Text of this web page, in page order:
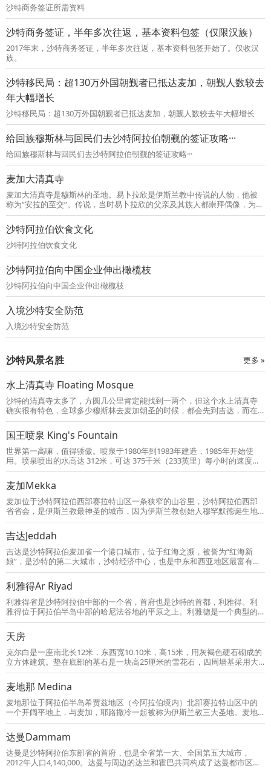
沙特商务签证所需资料
沙特商务签证，半年多次往返，基本资料包签（仅限汉族）
2017年末，沙特商务签证，半年多次往返，基本资料包签开始了。仅收汉
族。
沙特移民局：超130万外国朝觐者已抵达麦加，朝觐人数较去
年大幅增长
沙特移民局：超130万外国朝觐者已抵达麦加，朝觐人数较去年大幅增长
给回族穆斯林与回民们去沙特阿拉伯朝觐的签证攻略···
给回族穆斯林与回民们去沙特阿拉伯朝觐的签证攻略···
麦加大清真寺
麦加大清真寺是穆斯林的圣地。易卜拉欣是伊斯兰教中传说的人物，他被
称为“安拉的至交”。传说，当时易卜拉欣的父亲及其族人都崇拜偶像，为了
让他们转而信仰真主安拉，易卜拉欣请求真主显示使尸骨腐烂之物复活的
神昭。真主让易卜拉欣捉来4只鸟，将他们一一肢解，然后分别放到4座山
峰上去。真主要易卜拉欣大声呼唤，他大喊了几声，飞鸟的各部分便自动
聚集起来恢复原形，鸟儿又在蓝天上展翅翱翔了。人们见了这一幕心里虽
沙特阿拉伯饮食文化
沙特阿拉伯饮食文化
沙特阿拉伯向中国企业伸出橄榄枝
沙特阿拉伯向中国企业伸出橄榄枝
入境沙特安全防范
入境沙特安全防范
沙特风景名胜 更多 »
水上清真寺 Floating Mosque
沙特的清真寺太多了，方圆几公里肯定能找到一两个，但这个水上清真寺
确实很有特色，全球多少穆斯林去麦加朝圣的时候，都会先到吉达，而在
吉达观光的话，朝圣大巴大多数都会推荐来这里参观一下。清真寺旁边修
建的海滨大道，有不少凉亭，附近有不少海鸥和鸽子，与当地人相处得很
和谐。
国王喷泉 King's Fountain
世界第一高嘛，值得骄傲。喷泉于1980年到1983年建造，1985年开始使
用。喷泉喷出的水高达 312米，可达 375千米（233英里）每小时的速度。
喷泉使用的是红海中的咸海水，作为海水喷泉工程，比淡水上建立喷泉的
技术复杂度要高得多。首先是盐碱含量不同，而且海水中还伴有砂石，可
想而知，喷泉所使用的泵和技术是多么先进。这个喷泉临海而建，一到晚
上，海滨旁就坐满了人，很多当地的家庭都会铺开一张大地毯，从家里带
上食物和阿拉伯茶或
麦加Mekka
麦加位于沙特阿拉伯西部赛拉特山区一条狭窄的山谷里，沙特阿拉伯西部
省省会，是伊斯兰教最神圣的城市，因为伊斯兰教创始人穆罕默德诞生地
而名震寰宇，非穆斯林不得进入。麦加是一座历史名城，四周群山环抱，
层峦起伏，景色壮丽，拥有克尔白、渗透泉、麦加大清真寺等多处地标性
建筑。每年伊斯兰教历的十二月，世界各地虔诚的穆斯林都辛劳跋涉，千
里迢迢来到麦加大清真寺朝圣，瞻仰真主真神和他们指点的圣地圣石。
吉达Jeddah
吉达是沙特阿拉伯麦加省一个港口城市，位于红海之濒，被誉为“红海新
娘”，是沙特的第二大城市，沙特经济中心，也是中东和西亚地区最富有的
城市。伊斯兰信徒前往圣城麦加朝圣多由吉达经过。因毗邻红海的缘故，
吉达港是沙特的第一大港。沙特阿拉伯外交部与外国使节驻此，设有70多
个总领事馆，因此有沙特“外交首都”之称。
利雅得Ar Riyad
利雅得省是沙特阿拉伯中部的一个省，首府也是沙特的首都，利雅得。利
雅得位于阿拉伯半岛中部的哈尼法谷地的平原之上。利雅德是一个典型的
绿洲城市，为沙特的第一大城市。还是沙特阿拉伯王国首都、王宫所在
地。城中心8平方公里为“纳绥里耶区”，是国王与王室居住的特区，由数十
幢宫殿、数百所别墅和花园组成。利雅得发展很快，已建成为阿拉伯世界
最著名的花园城市之一，市内有宏大的政府大楼、高层公寓、豪华的宫
殿、巨型商场、宽阔
天房
克尔白是一座南北长12米，东西宽10.10米，高15米，用灰褐色硬石砌成的
立方体建筑。垫在底部的基石是一块高25厘米的雪花石，四周墙基采用大
理石材料。东墙高11.85米，南墙高10.25米，西墙高12.25米，北墙高12.25
米。殿内用3根沉香大木柱支撑着房顶，梁上有许多小方格，书写着“安拉至
大”。殿内有许多挂灯和题词，天花板和四壁挂着玫瑰色丝绸帷幕；地面全
部用大理石铺成。
麦地那 Medina
麦地那位于阿拉伯半岛希贾兹地区（今阿拉伯境内）北部赛拉特山区中的
一个开阔平地上，与麦加，耶路撒冷一起被称为伊斯兰教三大圣地。麦地
那市环境优雅，市区建筑颇具规模，且整洁、宽敞，具现代都市气息。城
郊地下水充足，盛产优质椰枣。该市房地产业发达，其商业活动季节性较
强。城郊建有国际机场。该市“麦地那伊斯兰大学”内有来自世界各地的穆斯
林青年留学生就读。规模庞大的“法赫德国王《古兰经》印制机构”也建在该
市。 麦地
达曼Dammam
达曼是沙特阿拉伯东部省的首府，也是全省第一大、全国第五大城市，
2012年人口4,140,000。达曼与周边的达兰和霍巴共同构成了达曼都市区。